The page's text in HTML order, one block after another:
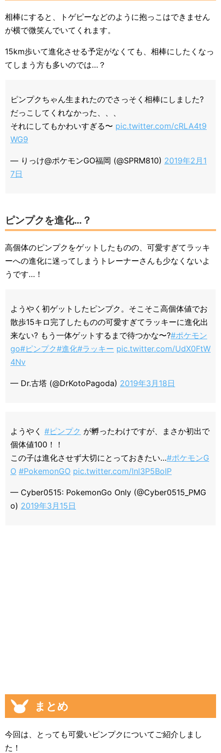
相棒にすると、トゲピーなどのように抱っこはできません
が横で微笑んでいてくれます。
15km歩いて進化させる予定がなくても、相棒にしたくなっ
てしまう方も多いのでは…？
ピンプクちゃん生まれたのでさっそく相棒にしました?
だっこしてくれなかった、、、
それにしてもかわいすぎる〜 pic.twitter.com/cRLA4t9
WG9
— りっけ@ポケモンGO福岡 (@SPRM810) 2019年2月1
7日
ピンプクを進化…？
高個体のピンプクをゲットしたものの、可愛すぎてラッキ
ーへの進化に迷ってしまうトレーナーさんも少なくないよ
うです…！
ようやく初ゲットしたピンプク。そこそこ高個体値でお
散歩15キロ完了したものの可愛すぎてラッキーに進化出
来ない? もう一体ゲットするまで待つかな〜?#ポケモン
go#ピンプク#進化#ラッキー pic.twitter.com/UdX0FtW
4Nv
— Dr.古塔 (@DrKotoPagoda) 2019年3月18日
ようやく #ピンプク が孵ったわけですが、まさか初出で
個体値100！！
この子は進化させず大切にとっておきたい…#ポケモンG
O #PokemonGO pic.twitter.com/lnl3P5BoIP
— Cyber0515: PokemonGo Only (@Cyber0515_PMG
o) 2019年3月15日
まとめ
今回は、とっても可愛いピンプクについてご紹介しまし
た！